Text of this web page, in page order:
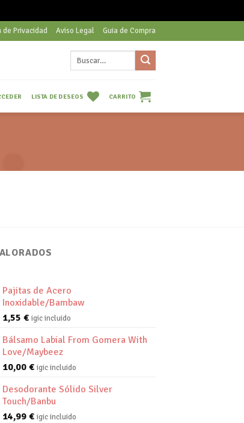
de Privacidad Aviso Legal Guia de Compra
LISTA DE DESEOS CARRITO
Pajitas de Acero
Inoxidable/Bambaw
1,55 € igic incluido
Bálsamo Labial From Gomera With
Love/Maybeez
10,00 € igic incluido
Desodorante Sólido Silver
Touch/Banbu
14,99 € igic incluido